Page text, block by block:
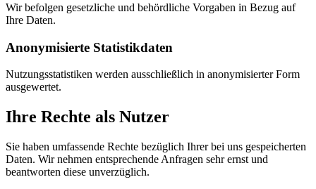
Wir befolgen gesetzliche und behördliche Vorgaben in Bezug auf
Ihre Daten.
Anonymisierte Statistikdaten
Nutzungsstatistiken werden ausschließlich in anonymisierter Form
ausgewertet.
Ihre Rechte als Nutzer
Sie haben umfassende Rechte bezüglich Ihrer bei uns gespeicherten
Daten. Wir nehmen entsprechende Anfragen sehr ernst und
beantworten diese unverzüglich.